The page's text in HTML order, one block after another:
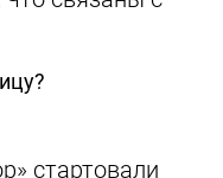
стартовали